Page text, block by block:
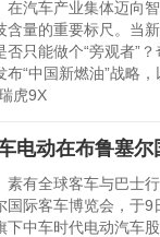
车产业集体迈向智
含量的重要标尺。当
否只能做个“旁观者”
布“中国新燃油”战略，
虎9X
电动在布鲁塞
全球客车与巴士行
国际客车博览会，于9
下中车时代电动汽车